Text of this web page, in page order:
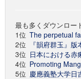
最も多くダウンロー
1位 The perpetual
2位
『韻府群玉』版
3位 日本における赤
4位 Promoting
5位 慶應義塾大学日